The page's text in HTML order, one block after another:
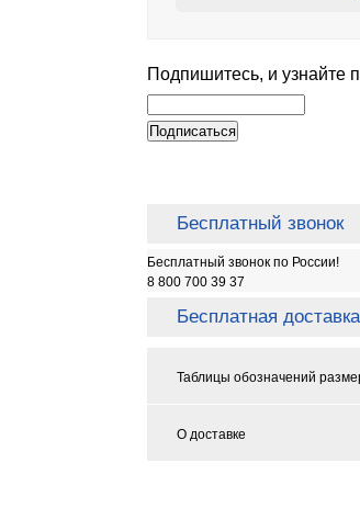
Подпишитесь, и узнайте
Бесплатный звонок
Бесплатный звонок по России!
8 800 700 39 37
Бесплатная доставка
Таблицы обозначений
О доставке